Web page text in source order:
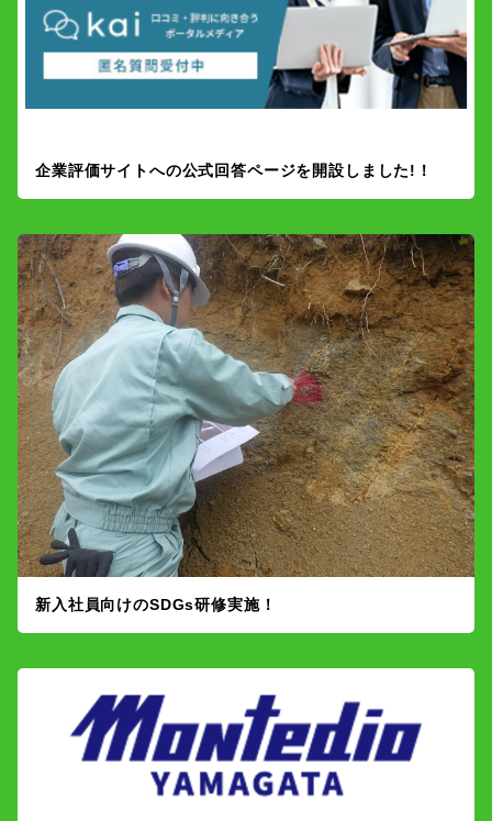
企業評価サイトへの公式回答ページを開設しました!！
新入社員向けのSDGs研修実施！